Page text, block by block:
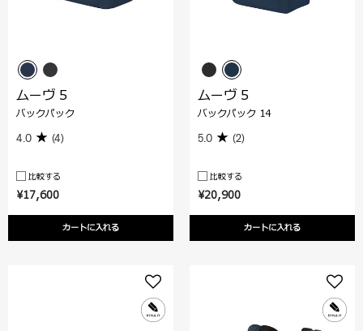
¥17,600
カートに入れる
ムーヴ 5
バックパック
4.0 (4)
比較する
¥20,900
カートに入れる
ムーヴ 5
バックパック 14
5.0 (2)
比較する